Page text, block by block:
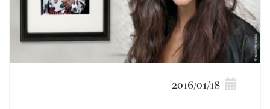
2016/01/18